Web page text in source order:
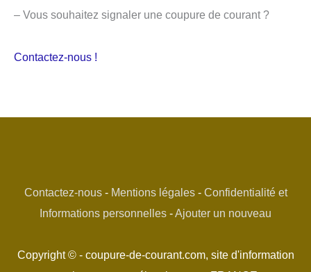
– Vous souhaitez signaler une coupure de courant ?
Contactez-nous !
Contactez-nous- Mentions légales- Confidentialité et
Informations personnelles - Ajouter un nouveau
Copyright © - coupure-de-courant.com, site d'information